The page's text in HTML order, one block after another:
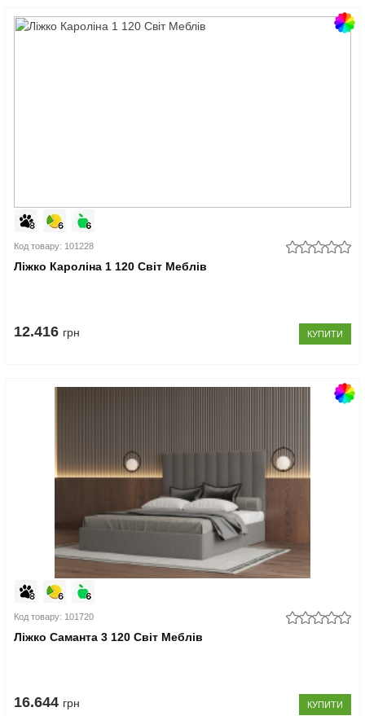
Код товару: 101228
Ліжко Кароліна 1 120 Світ Меблів
12.416 грн КУПИТИ
Код товару: 101720
Ліжко Саманта 3 120 Світ Меблів
16.644 грн КУПИТИ